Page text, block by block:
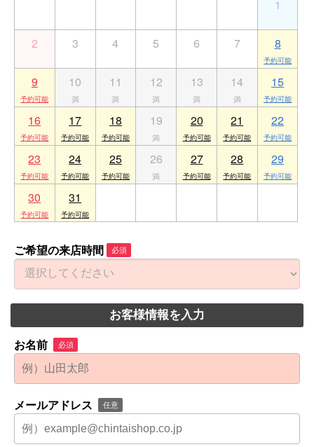
1
2 3 4 5 6 7 8
9 10 11 12 13 14 15
16 17 18 19 20 21 22
23 24 25 26 27 28 29
30 31
ご希望の来店時間 必須
お客様情報を入力
お名前 必須
メールアドレス 任意